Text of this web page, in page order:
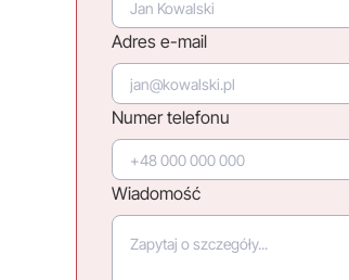
Adres e-mail
Numer telefonu
Wiadomość